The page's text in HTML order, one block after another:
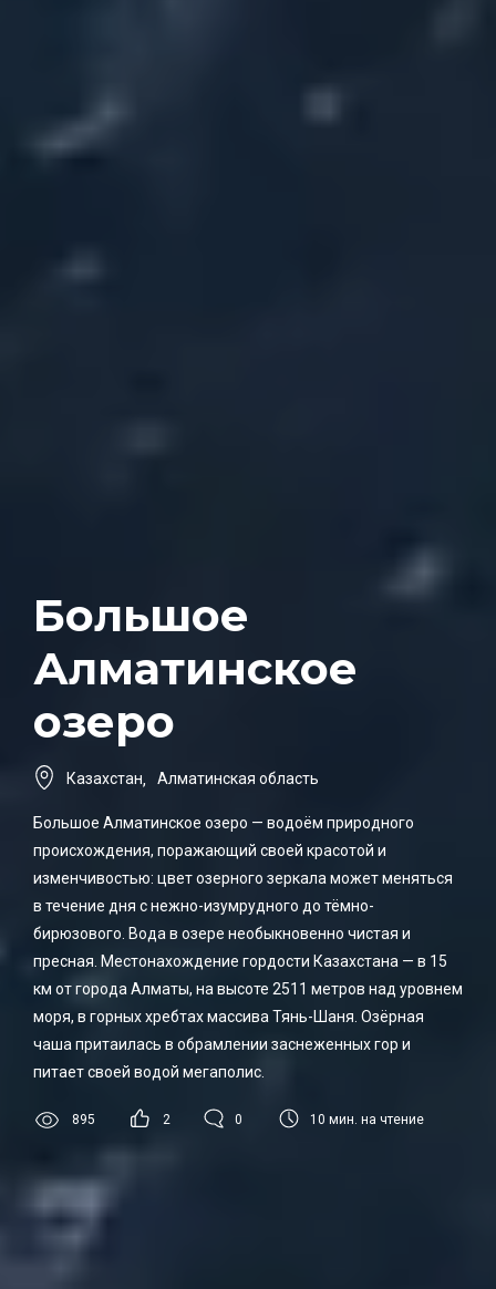
Большое
Алматинское
озеро
Казахстан, Алматинская область
Большое Алматинское озеро — водоём природного
происхождения, поражающий своей красотой и
изменчивостью: цвет озерного зеркала может меняться
в течение дня с нежно-изумрудного до тёмно-
бирюзового. Вода в озере необыкновенно чистая и
пресная. Местонахождение гордости Казахстана — в 15
км от города Алматы, на высоте 2511 метров над уровнем
моря, в горных хребтах массива Тянь-Шаня. Озёрная
чаша притаилась в обрамлении заснеженных гор и
питает своей водой мегаполис.
895 2 0 10 мин. на чтение